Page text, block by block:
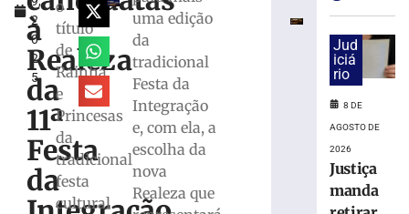
2
0
2
5
à
Realeza
da
11ª
Festa
da
o
título
de
Rainha
e
Princesas
da
tradicional
festa
cultural
uma edição
da
tradicional
Festa da
Integração
e, com ela, a
escolha da
nova
Realeza que
monitorar
eleições
Jud
iciá
rio
8 DE
AGOSTO DE
2026
Justiça
manda